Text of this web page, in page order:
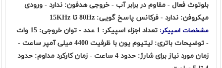
بلوتوث فعال - مقاوم در برابر آب - خروجی هدفون: ندارد - ورودی
میکروفن: ندارد - فرکانس پاسخ گویی: 80Hz تا 15KHz
مشخصات اسپیکر:
تعداد اجزاء اسپیکر: 1 عدد - توان خروجی: 15 وات
- توضیحات باتری: لیتیوم یون با ظرفیت 4400 میلی آمپر ساعت -
زمان مورد نیاز برای شارژ: حدود 4 ساعت - زمان کارکرد مداوم: حدود